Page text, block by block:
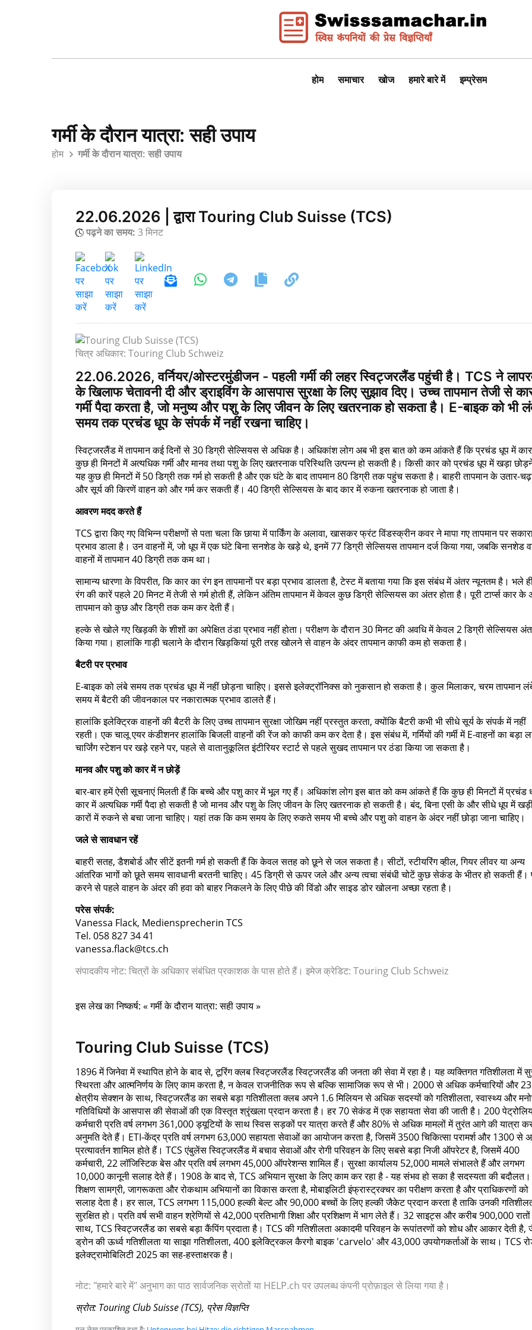
होम समाचार खोज हमारे बारे में इम्प्रेसम
गर्मी के दौरान यात्रा: सही उपाय
होम गर्मी के दौरान यात्रा: सही उपाय
22.06.2026 | द्वारा Touring Club Suisse (TCS)
पढ़ने का समय: 3 मिनट
चित्र अधिकार: Touring Club Schweiz
22.06.2026, वर्नियर/ओस्टरमुंडीजन - पहली गर्मी की लहर स्विट्जरलैंड पहुंची है। TCS ने
के खिलाफ चेतावनी दी और ड्राइविंग के आसपास सुरक्षा के लिए सुझाव दिए। उच्च तापमान तेजी से
गर्मी पैदा करता है, जो मनुष्य और पशु के लिए जीवन के लिए खतरनाक हो सकता है। E-बाइक को भी
समय तक प्रचंड धूप के संपर्क में नहीं रखना चाहिए।
स्विट्जरलैंड में तापमान कई दिनों से 30 डिग्री सेल्सियस से अधिक है। अधिकांश लोग अब भी इस बात को कम आंकते हैं कि प्रचंड धूप में
कुछ ही मिनटों में अत्यधिक गर्मी और मानव तथा पशु के लिए खतरनाक परिस्थिति उत्पन्न हो सकती है। किसी कार को प्रचंड धूप में खड़ा
यह कुछ ही मिनटों में 50 डिग्री तक गर्म हो सकती है और एक घंटे के बाद तापमान 80 डिग्री तक पहुंच सकता है। बाहरी तापमान के उतार-
और सूर्य की किरणें वाहन को और गर्म कर सकती हैं। 40 डिग्री सेल्सियस के बाद कार में रुकना खतरनाक हो जाता है।
आवरण मदद करते हैं
TCS द्वारा किए गए विभिन्न परीक्षणों से पता चला कि छाया में पार्किंग के अलावा, खासकर फ्रंट विंडस्क्रीन कवर ने मापा गए तापमान पर
प्रभाव डाला है। उन वाहनों में, जो धूप में एक घंटे बिना सनशेड के खड़े थे, इनमें 77 डिग्री सेल्सियस तापमान दर्ज किया गया, जबकि सनशेड
वाहनों में तापमान 40 डिग्री तक कम था।
सामान्य धारणा के विपरीत, कि कार का रंग इन तापमानों पर बड़ा प्रभाव डालता है, टेस्ट में बताया गया कि इस संबंध में अंतर न्यूनतम है। भले
रंग की कारें पहले 20 मिनट में तेजी से गर्म होती हैं, लेकिन अंतिम तापमान में केवल कुछ डिग्री सेल्सियस का अंतर होता है। पूरी टार्प्स कार के
तापमान को कुछ और डिग्री तक कम कर देती हैं।
हल्के से खोले गए खिड़की के शीशों का अपेक्षित ठंडा प्रभाव नहीं होता। परीक्षण के दौरान 30 मिनट की अवधि में केवल 2 डिग्री सेल्सियस
किया गया। हालांकि गाड़ी चलाने के दौरान खिड़कियां पूरी तरह खोलने से वाहन के अंदर तापमान काफी कम हो सकता है।
बैटरी पर प्रभाव
E-बाइक को लंबे समय तक प्रचंड धूप में नहीं छोड़ना चाहिए। इससे इलेक्ट्रॉनिक्स को नुकसान हो सकता है। कुल मिलाकर, चरम तापमान
समय में बैटरी की जीवनकाल पर नकारात्मक प्रभाव डालते हैं।
हालांकि इलेक्ट्रिक वाहनों की बैटरी के लिए उच्च तापमान सुरक्षा जोखिम नहीं प्रस्तुत करता, क्योंकि बैटरी कभी भी सीधे सूर्य के संपर्क में नहीं
रहती। एक चालू एयर कंडीशनर हालांकि बिजली वाहनों की रेंज को काफी कम कर देता है। इस संबंध में, गर्मियों की गर्मी में E-वाहनों का बड़ा
चार्जिंग स्टेशन पर खड़े रहने पर, पहले से वातानुकूलित इंटीरियर स्टार्ट से पहले सुखद तापमान पर ठंडा किया जा सकता है।
मानव और पशु को कार में न छोड़ें
बार-बार हमें ऐसी सूचनाएं मिलती हैं कि बच्चे और पशु कार में भूल गए हैं। अधिकांश लोग इस बात को कम आंकते हैं कि कुछ ही मिनटों में प्रचंड
कार में अत्यधिक गर्मी पैदा हो सकती है जो मानव और पशु के लिए जीवन के लिए खतरनाक हो सकती है। बंद, बिना एसी के और सीधे धूप में
कारों में रुकने से बचा जाना चाहिए। यहां तक कि कम समय के लिए रुकते समय भी बच्चे और पशु को वाहन के अंदर नहीं छोड़ा जाना चाहिए।
जले से सावधान रहें
बाहरी सतह, डैशबोर्ड और सीटें इतनी गर्म हो सकती हैं कि केवल सतह को छूने से जल सकता है। सीटों, स्टीयरिंग व्हील, गियर लीवर या अन्य
आंतरिक भागों को छूते समय सावधानी बरतनी चाहिए। 45 डिग्री से ऊपर जले और अन्य त्वचा संबंधी चोटें कुछ सेकंड के भीतर हो सकती हैं।
करने से पहले वाहन के अंदर की हवा को बाहर निकलने के लिए पीछे की विंडो और साइड डोर खोलना अच्छा रहता है।
परेस संपर्क:
Vanessa Flack, Mediensprecherin TCS
Tel. 058 827 34 41
vanessa.flack@tcs.ch
संपादकीय नोट: चित्रों के अधिकार संबंधित प्रकाशक के पास होते हैं। इमेज क्रेडिट: Touring Club Schweiz
इस लेख का निष्कर्ष: « गर्मी के दौरान यात्रा: सही उपाय »
Touring Club Suisse (TCS)
1896 में जिनेवा में स्थापित होने के बाद से, टूरिंग क्लब स्विट्जरलैंड स्विट्जरलैंड की जनता की सेवा में रहा है। यह व्यक्तिगत गतिशीलता में
स्थिरता और आत्मनिर्णय के लिए काम करता है, न केवल राजनीतिक रूप से बल्कि सामाजिक रूप से भी। 2000 से अधिक कर्मचारियों और 23
क्षेत्रीय सेक्शन के साथ, स्विट्जरलैंड का सबसे बड़ा गतिशीलता क्लब अपने 1.6 मिलियन से अधिक सदस्यों को गतिशीलता, स्वास्थ्य और
गतिविधियों के आसपास की सेवाओं की एक विस्तृत श्रृंखला प्रदान करता है। हर 70 सेकंड में एक सहायता सेवा की जाती है। 200
कर्मचारी प्रति वर्ष लगभग 361,000 ड्यूटियों के साथ स्विस सड़कों पर यात्रा करते हैं और 80% से अधिक मामलों में तुरंत आगे की यात्रा
अनुमति देते हैं। ETI-केंद्र प्रति वर्ष लगभग 63,000 सहायता सेवाओं का आयोजन करता है, जिसमें 3500 चिकित्सा परामर्श और 1300 से
प्रत्यावर्तन शामिल होते हैं। TCS एंबुलेंस स्विट्जरलैंड में बचाव सेवाओं और रोगी परिवहन के लिए सबसे बड़ा निजी ऑपरेटर है, जिसमें 400
कर्मचारी, 22 लॉजिस्टिक बेस और प्रति वर्ष लगभग 45,000 ऑपरेशन्स शामिल हैं। सुरक्षा कार्यालय 52,000 मामले संभालते हैं और लगभग
10,000 कानूनी सलाह देते हैं। 1908 के बाद से, TCS अभियान सुरक्षा के लिए काम कर रहा है - यह संभव हो सका है सदस्यता की
शिक्षण सामग्री, जागरूकता और रोकथाम अभियानों का विकास करता है, मोबाइलिटी इंफ्रास्ट्रक्चर का परीक्षण करता है और प्राधिकरणों को
सलाह देता है। हर साल, TCS लगभग 115,000 हल्की बेल्ट और 90,000 बच्चों के लिए हल्की जैकेट प्रदान करता है ताकि उनकी
सुरक्षित हो। प्रति वर्ष सभी वाहन श्रेणियों से 42,000 प्रतिभागी शिक्षा और प्रशिक्षण में भाग लेते हैं। 32 साइट्स और करीब 900,000
साथ, TCS स्विट्जरलैंड का सबसे बड़ा कैंपिंग प्रदाता है। TCS की गतिशीलता अकादमी परिवहन के रूपांतरणों को शोध और आकार देती है,
ड्रोन की ऊर्ध्व गतिशीलता या साझा गतिशीलता, 400 इलेक्ट्रिकल कैरगो बाइक 'carvelo' और 43,000 उपयोगकर्ताओं के साथ। TCS
इलेक्ट्रामोबिलिटी 2025 का सह-हस्ताक्षरक है।
नोट: "हमारे बारे में" अनुभाग का पाठ सार्वजनिक स्रोतों या HELP.ch पर उपलब्ध कंपनी प्रोफ़ाइल से लिया गया है।
स्रोत: Touring Club Suisse (TCS), प्रेस विज्ञप्ति